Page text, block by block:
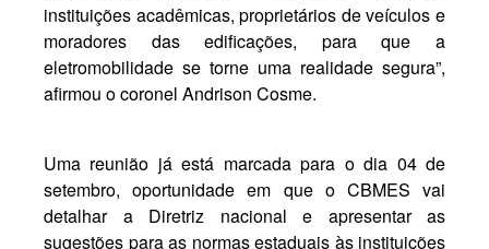
instituições acadêmicas, proprietários de veículos e
moradores das edificações, para que a
eletromobilidade se torne uma realidade segura”,
afirmou o coronel Andrison Cosme.
Uma reunião já está marcada para o dia 04 de
setembro, oportunidade em que o CBMES vai
detalhar a Diretriz nacional e apresentar as
sugestões para as normas estaduais às instituições